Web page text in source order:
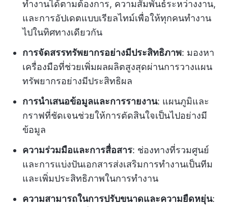
ทำงานได้ตามต้องการ, ความสัมพันธ์ระหว่างงาน,
และการอัปเดตแบบเรียลไทม์เพื่อให้ทุกคนทำงาน
ไปในทิศทางเดียวกัน
การจัดสรรทรัพยากรอย่างมีประสิทธิภาพ: มองหา
เครื่องมือที่ช่วยเพิ่มผลผลิตสูงสุดผ่านการวางแผน
ทรัพยากรอย่างมีประสิทธิผล
การนำเสนอข้อมูลและการรายงาน: แผนภูมิและ
กราฟที่ชัดเจนช่วยให้การตัดสินใจเป็นไปอย่างมี
ข้อมูล
ความร่วมมือและการสื่อสาร: ช่องทางที่รวมศูนย์
และการแบ่งปันเอกสารส่งเสริมการทำงานเป็นทีม
และเพิ่มประสิทธิภาพในการทำงาน
ความสามารถในการปรับขนาดและความยืดหยุ่น: